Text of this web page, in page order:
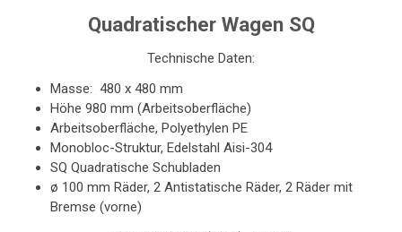
Quadratischer Wagen SQ
Technische Daten:
Masse: 480 x 480 mm
Höhe 980 mm (Arbeitsoberfläche)
Arbeitsoberfläche, Polyethylen PE
Monobloc-Struktur, Edelstahl Aisi-304
SQ Quadratische Schubladen
ø 100 mm Räder, 2 Antistatische Räder, 2 Räder mit
Bremse (vorne)